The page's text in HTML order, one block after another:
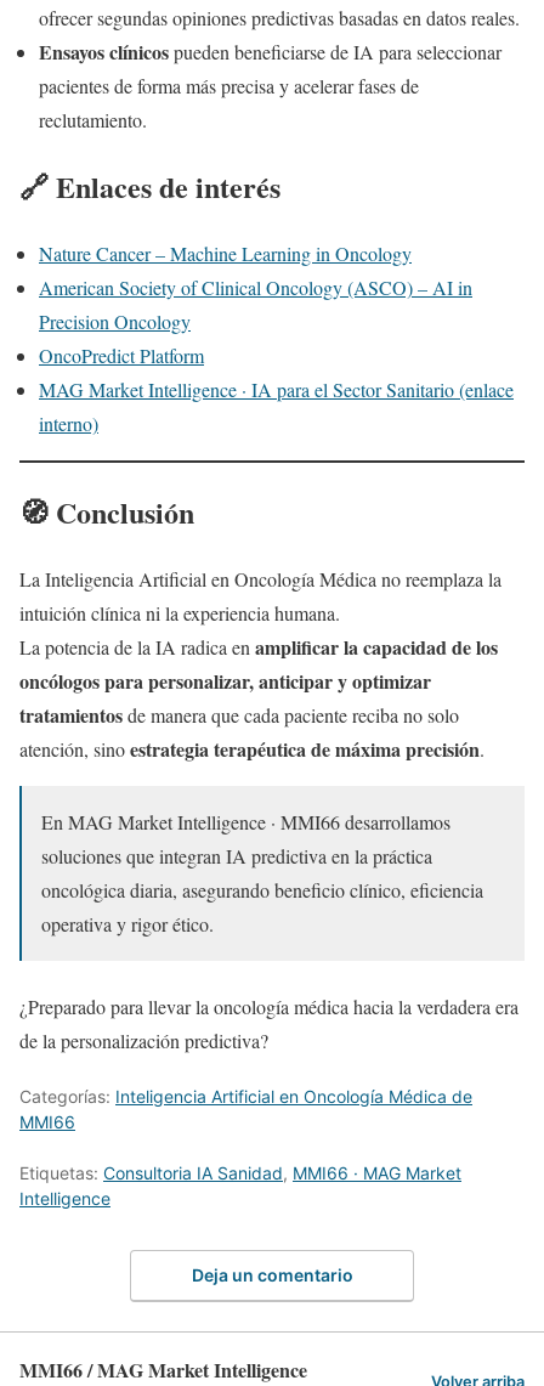
ofrecer segundas opiniones predictivas basadas en datos reales.
Ensayos clínicospueden beneficiarse de IA para seleccionar
pacientes de forma más precisa y acelerar fases de
reclutamiento.
🔗 Enlaces de interés
Nature Cancer – Machine Learning in Oncology
American Society of Clinical Oncology (ASCO) – AI in
Precision Oncology
OncoPredict Platform
MAG Market Intelligence · IA para el Sector Sanitario (enlace
interno)
🧭 Conclusión
La Inteligencia Artificial en Oncología Médica no reemplaza la
intuición clínica ni la experiencia humana.
La potencia de la IA radica en amplificar la capacidad de los
oncólogos para personalizar, anticipar y optimizar
tratamientosde manera que cada paciente reciba no solo
atención, sinoestrategia terapéutica de máxima precisión.
En MAG Market Intelligence · MMI66 desarrollamos
soluciones que integran IA predictiva en la práctica
oncológica diaria, asegurando beneficio clínico, eficiencia
operativa y rigor ético.
¿Preparado para llevar la oncología médica hacia la verdadera era
de la personalización predictiva?
Categorías: Inteligencia Artificial en Oncología Médica de
MMI66
Etiquetas: Consultoria IA Sanidad, MMI66 · MAG Market
Intelligence
Deja un comentario
MMI66 / MAG Market Intelligence Volver arriba